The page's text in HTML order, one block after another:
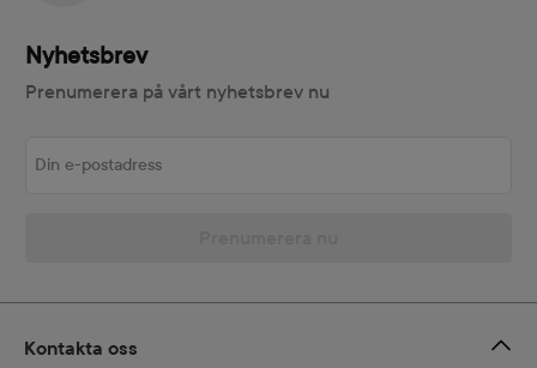
Nyhetsbrev
Prenumerera på vårt nyhetsbrev nu
Kontakta oss